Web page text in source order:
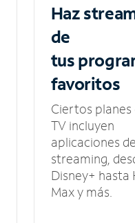
Haz
de
tus
favoritos
Ciertos planes
TV incluyen
aplicaciones
streaming,
Disney+ hasta
Max y más.